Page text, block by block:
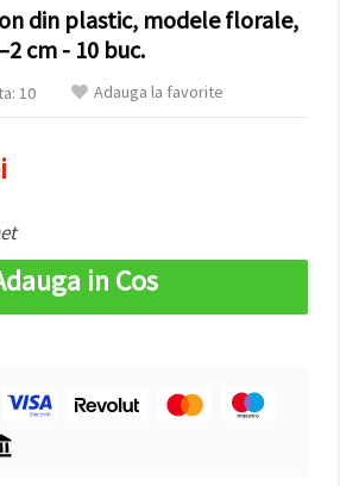
din plastic, modele florale,
cm - 10 buc.
10 Adauga la favorite
in Cos